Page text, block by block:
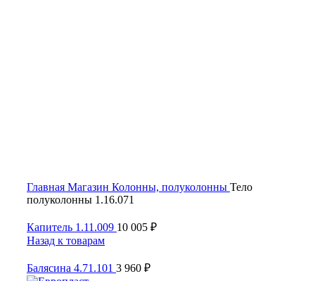
Главная Магазин Колонны, полуколонны Тело
полуколонны 1.16.071
Капитель 1.11.009 10 005 ₽
Назад к товарам
Балясина 4.71.101 3 960 ₽